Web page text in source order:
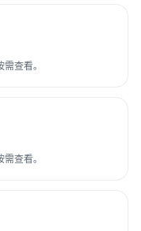
查看。
查看。